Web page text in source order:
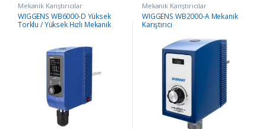
Mekanik Karıştırıcılar
WIGGENS WB6000-D Yüksek
Torklu / Yüksek Hızlı Mekanik
Mekanik Karıştırıcılar
WIGGENS WB2000-A Mekanik
Karıştırıcı